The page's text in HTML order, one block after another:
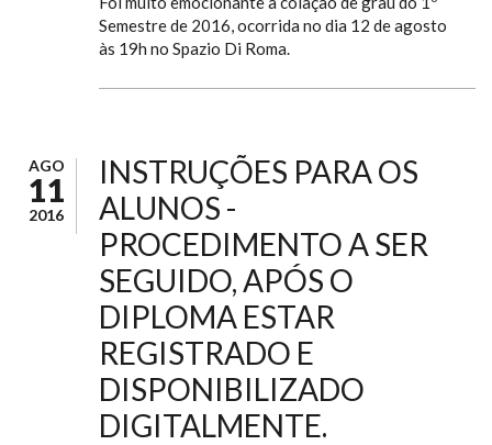
Semestre de 2016, ocorrida no dia 12 de agosto
às 19h no Spazio Di Roma.
AGO
11
2016
INSTRUÇÕES PARA OS
ALUNOS -
PROCEDIMENTO A SER
SEGUIDO, APÓS O
DIPLOMA ESTAR
REGISTRADO E
DISPONIBILIZADO
DIGITALMENTE.